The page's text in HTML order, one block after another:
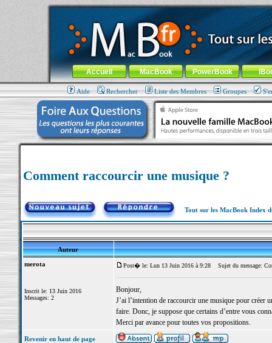
MacBook-fr.com : 100% Apple... 100% nomade !
Aller au contenu-Aller au menu général-Aller au menu de
Menu général
Accueil MacBook PowerBook
Aide Rechercher Liste des Membres Groupes
Comment raccourcir une musique ?
Tout sur les MacBook Index
Auteur
merota
Inscrit le: 13 Juin 2016
Messages: 2
Post� le: Lun 13 Juin 2016 à 9:28 Sujet du message:
Bonjour,
J’ai l’intention de raccourcir une musique pour créer
faire. Donc, je suppose que certains d’entre vous
Merci par avance pour toutes vos propositions.
Revenir en haut de page